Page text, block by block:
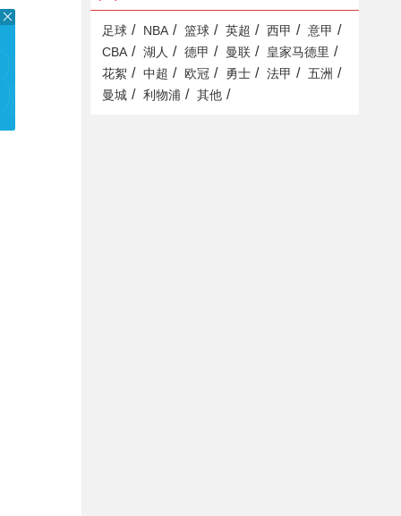
足球 / NBA / 篮球 / 英超 / 西甲 / 意甲 /
CBA / 湖人 / 德甲 / 曼联 / 皇家马德里 /
花絮 / 中超 / 欧冠 / 勇士 / 法甲 / 五洲 /
曼城 / 利物浦 / 其他 /